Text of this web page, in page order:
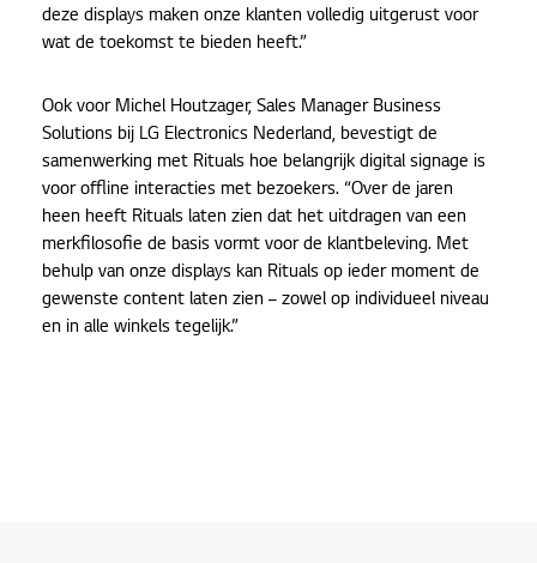
deze displays maken onze klanten volledig uitgerust voor
wat de toekomst te bieden heeft.”
Ook voor Michel Houtzager, Sales Manager Business
Solutions bij LG Electronics Nederland, bevestigt de
samenwerking met Rituals hoe belangrijk digital signage is
voor offline interacties met bezoekers. “Over de jaren
heen heeft Rituals laten zien dat het uitdragen van een
merkfilosofie de basis vormt voor de klantbeleving. Met
behulp van onze displays kan Rituals op ieder moment de
gewenste content laten zien – zowel op individueel niveau
en in alle winkels tegelijk.”